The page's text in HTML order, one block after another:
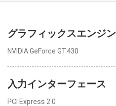
グラフィックスエンジン
NVIDIA GeForce GT430
入力インターフェース
PCI Express 2.0